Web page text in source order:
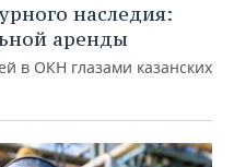
наследия:
аренды
в ОКН глазами казанских